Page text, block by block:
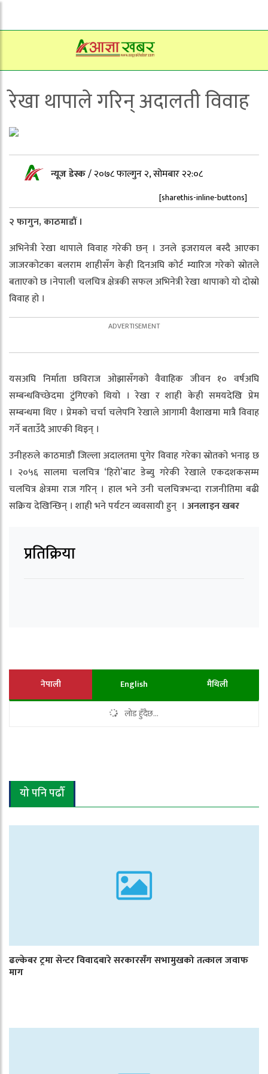
रेखा थापाले गरिन् अदालती विवाह
न्यूज डेस्क/२०७८ फाल्गुन २, सोमबार २२:०८
[sharethis-inline-buttons]
२ फागुन, काठमाडौं ।
अभिनेत्री रेखा थापाले विवाह गरेकी छन् । उनले इजरायल बस्दै आएका
जाजरकोटका बलराम शाहीसँग केही दिनअघि कोर्ट म्यारिज गरेको स्रोतले
बताएको छ ।नेपाली चलचित्र क्षेत्रकी सफल अभिनेत्री रेखा थापाको यो दोस्रो
विवाह हो ।
यसअघि निर्माता छविराज ओझासँगको वैवाहिक जीवन १० वर्षअघि
सम्बन्धविच्छेदमा टुंगिएको थियो । रेखा र शाही केही समयदेखि प्रेम
सम्बन्धमा थिए । प्रेमको चर्चा चलेपनि रेखाले आगामी वैशाखमा मात्रै विवाह
गर्ने बताउँदै आएकी थिइन् ।
उनीहरुले काठमाडौं जिल्ला अदालतमा पुगेर विवाह गरेका स्रोतको भनाइ छ
। २०५६ सालमा चलचित्र ‘हिरो’बाट डेब्यु गरेकी रेखाले एकदशकसम्म
चलचित्र क्षेत्रमा राज गरिन् । हाल भने उनी चलचित्रभन्दा राजनीतिमा बढी
सक्रिय देखिन्छिन् । शाही भने पर्यटन व्यवसायी हुन् । अनलाइन खबर
प्रतिक्रिया
नेपाली English मैथिली
लोड हुँदैछ...
यो पनि पढौँ
ढल्केबर ट्रमा सेन्टर विवादबारे सरकारसँग सभामुखको तत्काल जवाफ
माग